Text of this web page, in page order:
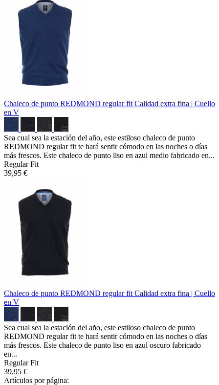
Chaleco de punto REDMOND regular fit Calidad extra fina | Cuello
en V
Sea cual sea la estación del año, este estiloso chaleco de punto
REDMOND regular fit te hará sentir cómodo en las noches o días
más frescos. Este chaleco de punto liso en azul medio fabricado en...
Regular Fit
39,95 €
Chaleco de punto REDMOND regular fit Calidad extra fina | Cuello
en V
Sea cual sea la estación del año, este estiloso chaleco de punto
REDMOND regular fit te hará sentir cómodo en las noches o días
más frescos. Este chaleco de punto liso en azul oscuro fabricado
en...
Regular Fit
39,95 €
Artículos por página: